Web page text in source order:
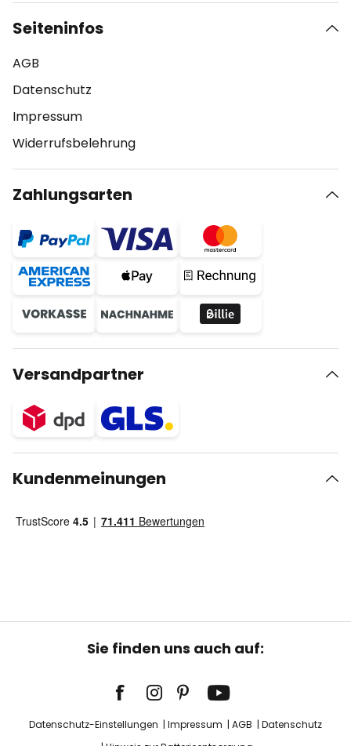
Seiteninfos
AGB
Datenschutz
Impressum
Widerrufsbelehrung
Zahlungsarten
Versandpartner
Kundenmeinungen
Sie finden uns auch auf:
Datenschutz-Einstellungen Impressum AGB
Datenschutz